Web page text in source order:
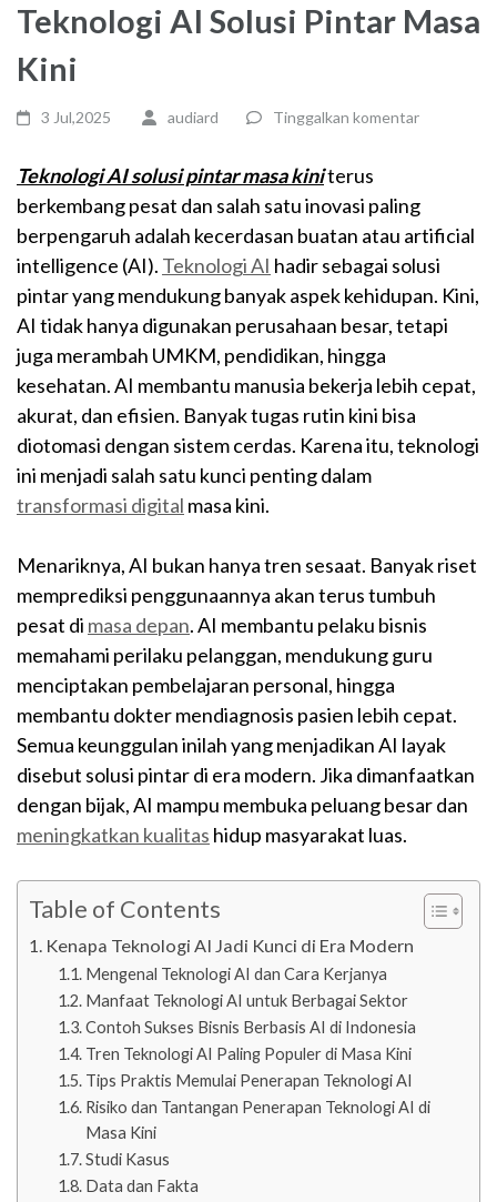
Teknologi AI Solusi Pintar Masa
Kini
3 Jul,2025 audiard Tinggalkan komentar
Teknologi AI solusi pintar masa kiniterus
berkembang pesat dan salah satu inovasi paling
berpengaruh adalah kecerdasan buatan atau artificial
intelligence (AI). Teknologi AI hadir sebagai solusi
pintar yang mendukung banyak aspek kehidupan. Kini,
AI tidak hanya digunakan perusahaan besar, tetapi
juga merambah UMKM, pendidikan, hingga
kesehatan. AI membantu manusia bekerja lebih cepat,
akurat, dan efisien. Banyak tugas rutin kini bisa
diotomasi dengan sistem cerdas. Karena itu, teknologi
ini menjadi salah satu kunci penting dalam
transformasi digital masa kini.
Menariknya, AI bukan hanya tren sesaat. Banyak riset
memprediksi penggunaannya akan terus tumbuh
pesat di masa depan. AI membantu pelaku bisnis
memahami perilaku pelanggan, mendukung guru
menciptakan pembelajaran personal, hingga
membantu dokter mendiagnosis pasien lebih cepat.
Semua keunggulan inilah yang menjadikan AI layak
disebut solusi pintar di era modern. Jika dimanfaatkan
dengan bijak, AI mampu membuka peluang besar dan
meningkatkan kualitas hidup masyarakat luas.
Table of Contents
Kenapa Teknologi AI Jadi Kunci di Era Modern
Mengenal Teknologi AI dan Cara Kerjanya
Manfaat Teknologi AI untuk Berbagai Sektor
Contoh Sukses Bisnis Berbasis AI di Indonesia
Tren Teknologi AI Paling Populer di Masa Kini
Tips Praktis Memulai Penerapan Teknologi AI
Risiko dan Tantangan Penerapan Teknologi AI di
Masa Kini
Studi Kasus
Data dan Fakta